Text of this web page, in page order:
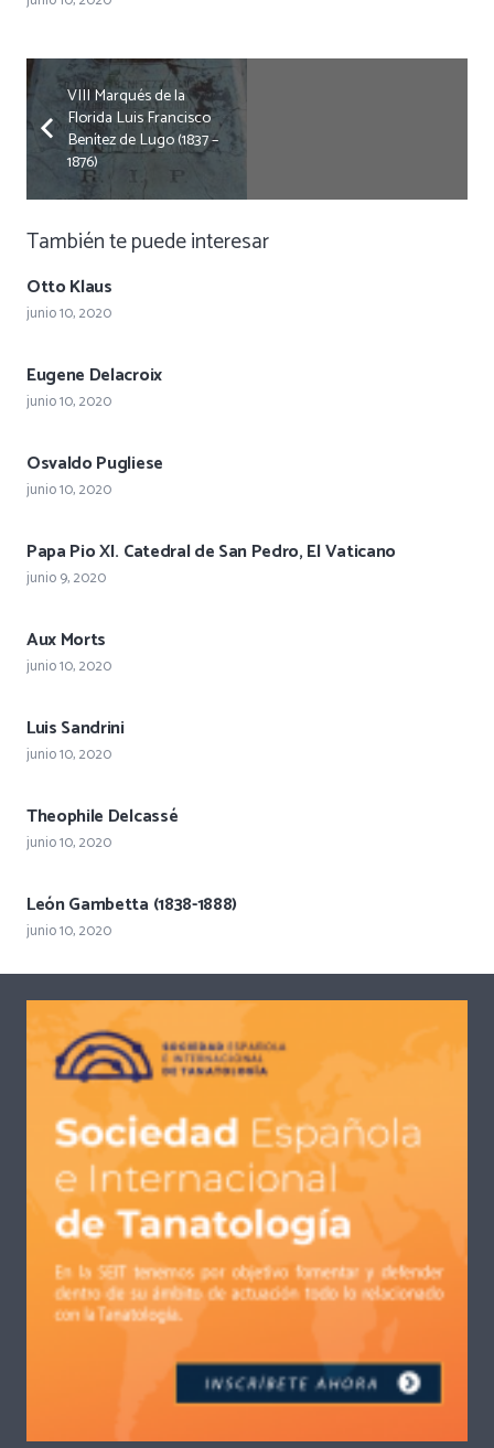
VIII Marqués de la
Florida Luis Francisco
Benítez de Lugo (1837 –
1876)
También te puede interesar
Otto Klaus
junio 10, 2020
Eugene Delacroix
junio 10, 2020
Osvaldo Pugliese
junio 10, 2020
Papa Pio XI. Catedral de San Pedro, El Vaticano
junio 9, 2020
Aux Morts
junio 10, 2020
Luis Sandrini
junio 10, 2020
Theophile Delcassé
junio 10, 2020
León Gambetta (1838-1888)
junio 10, 2020